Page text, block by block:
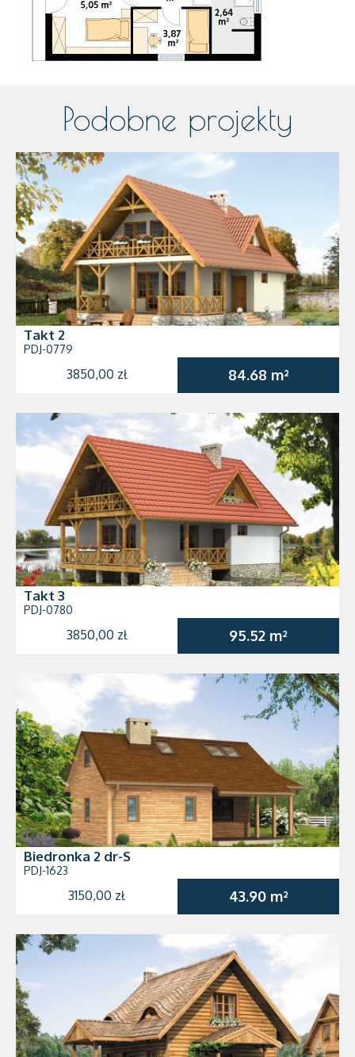
Podobne projekty
Takt 2
PDJ-0779
3850,00 zł 84.68 m²
Takt 3
PDJ-0780
3850,00 zł 95.52 m²
Biedronka 2 dr-S
PDJ-1623
3150,00 zł 43.90 m²